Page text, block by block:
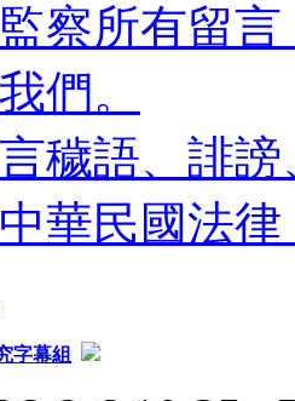
察所有留
們。
穢語、誹
華民國法
字幕組